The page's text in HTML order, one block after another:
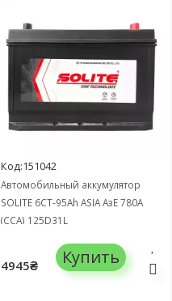
Код:151042
Автомобильный аккумулятор
SOLITE 6СТ-95Ah ASIA АзЕ 780А
(CCA) 125D31L
4945₴ Купить